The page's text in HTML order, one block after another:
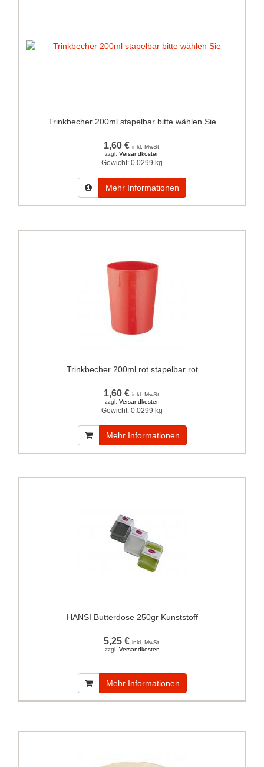
Trinkbecher 200ml stapelbar bitte wählen Sie
1,60 € inkl. MwSt.
zzgl. Versandkosten
Gewicht: 0.0299 kg
Mehr Informationen
Trinkbecher 200ml rot stapelbar rot
1,60 € inkl. MwSt.
zzgl. Versandkosten
Gewicht: 0.0299 kg
Mehr Informationen
HANSI Butterdose 250gr Kunststoff
5,25 € inkl. MwSt.
zzgl. Versandkosten
Mehr Informationen